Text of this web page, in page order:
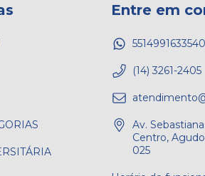
Entre em
5514991633540
(14) 3261-2405
Av.
Centro,
025